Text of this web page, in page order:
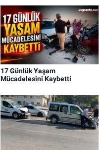
17 Günlük Yaşam
Mücadelesini Kaybetti